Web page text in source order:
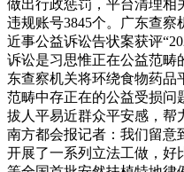
做出行政惩罚，平台清理相
违规账号3845个。广东查察
近事公益诉讼告状案获评
诉讼是习思惟正在公益范畴
东查察机关将环绕食物药品
范畴中存正在的公益受损问
拔人平易近群众平安感，帮
南方都会报记者：我们留意
开展了一系列立法工做，好